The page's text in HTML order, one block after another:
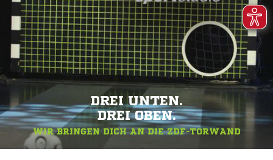
DREI UNTEN.
DREI OBEN.
WIR BRINGEN DICH AN DIE ZDF-TORWAND